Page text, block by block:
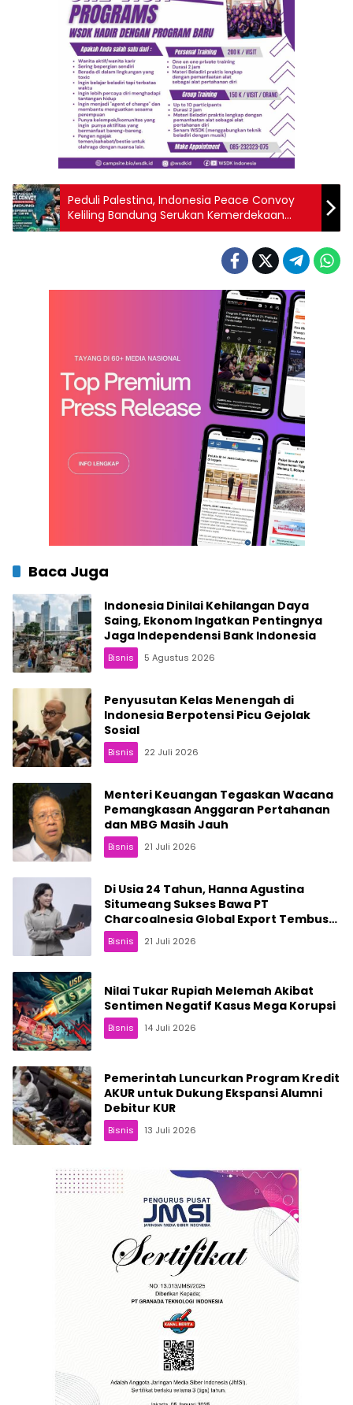
Peduli Palestina, Indonesia Peace Convoy
Keliling Bandung Serukan Kemerdekaan
Palestina
Baca Juga
Indonesia Dinilai Kehilangan Daya
Saing, Ekonom Ingatkan Pentingnya
Jaga Independensi Bank Indonesia
Bisnis 5 Agustus 2026
Penyusutan Kelas Menengah di
Indonesia Berpotensi Picu Gejolak
Sosial
Bisnis 22 Juli 2026
Menteri Keuangan Tegaskan Wacana
Pemangkasan Anggaran Pertahanan
dan MBG Masih Jauh
Bisnis 21 Juli 2026
Di Usia 24 Tahun, Hanna Agustina
Situmeang Sukses Bawa PT
Charcoalnesia Global Export Tembus
Pasar Internasional
Bisnis 21 Juli 2026
Nilai Tukar Rupiah Melemah Akibat
Sentimen Negatif Kasus Mega Korupsi
Bisnis 14 Juli 2026
Pemerintah Luncurkan Program Kredit
AKUR untuk Dukung Ekspansi Alumni
Debitur KUR
Bisnis 13 Juli 2026